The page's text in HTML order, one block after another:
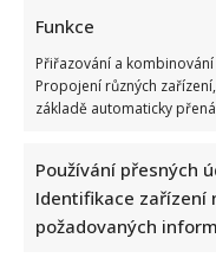
Funkce
Přiřazování a
Propojení různých
základě automaticky
Používání přesných
Identifikace zařízení
požadovaných
Jak dnes žijí členové
koncertech, ale